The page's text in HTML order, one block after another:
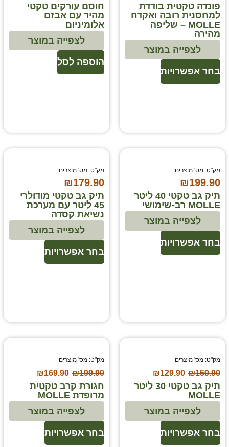
פונדה טקטית בודדת
למחסנית רובה ואקדח
MOLLE – שליפה
מהירה
בחר אפשרויות
לצפייה במוצר
חוסם עורקים טקטי
מהיר עם אבזם
אלומיניום
הוספה לסל
לצפייה במוצר
מק"ט: מס' מוצרים
₪199.90
תיק גב טקטי 40 ליטר
MOLLE רב-שימושי
בחר אפשרויות
לצפייה במוצר
מק"ט: מס' מוצרים
₪179.90
תיק גב טקטי מודולרי
45 ליטר עם מערכת
נשיאת קסדה
בחר אפשרויות
לצפייה במוצר
מק"ט: מס' מוצרים
₪159.90
₪129.90
תיק גב טקטי 30 ליטר
MOLLE
בחר אפשרויות
לצפייה במוצר
מק"ט: מס' מוצרים
₪199.90
₪169.90
חגורת קרב טקטית
מרופדת MOLLE
בחר אפשרויות
לצפייה במוצר